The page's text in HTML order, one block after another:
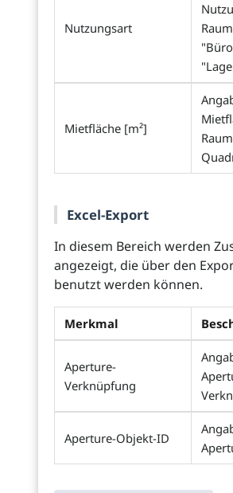
Nutzungsart
Mietfläche [m²]
Excel-Export
In diesem Bereich werden
angezeigt, die über den
benutzt werden können.
Merkmal
Aperture-
Verknüpfung
Aperture-Objekt-ID